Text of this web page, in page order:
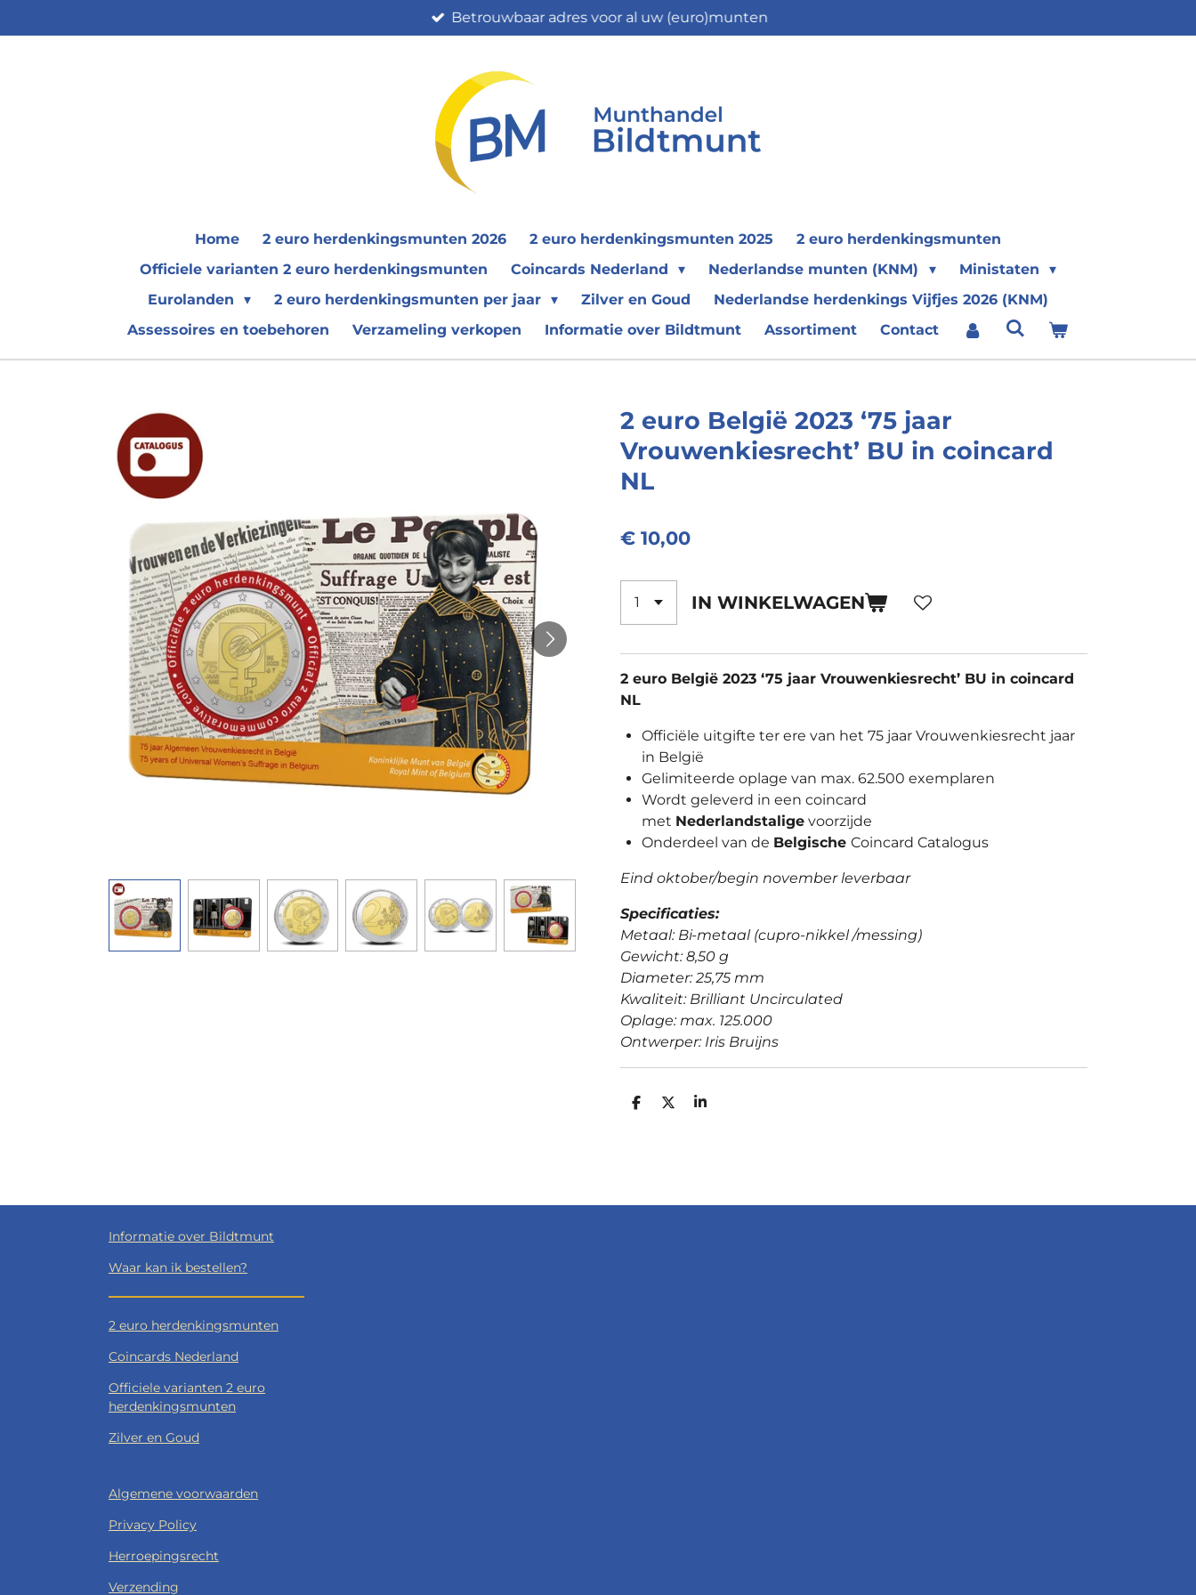
direct
Betrouwbaar adres voor al uw (euro)munten
Home 2 euro herdenkingsmunten 2026 2 euro herdenkingsmunten 2025
2 euro herdenkingsmunten
Officiele varianten 2 euro herdenkingsmunten
Coincards Nederland Nederlandse munten (KNM)
Ministaten
Eurolanden
2 euro herdenkingsmunten per jaar Zilver en Goud
Nederlandse herdenkings Vijfjes 2026 (KNM)
Assessoires en toebehoren
Verzameling verkopen Informatie over Bildtmunt Assortiment Contact
2 euro België 2023 ‘75 jaar
Vrouwenkiesrecht’ BU in coincard
NL
€ 10,00
IN WINKELWAGEN
2 euro België 2023 ‘75 jaar Vrouwenkiesrecht’ BU in coincard
NL
Officiële uitgifte ter ere van het 75 jaar Vrouwenkiesrecht jaar
in België
Gelimiteerde oplage van max. 62.500 exemplaren
Wordt geleverd in een coincard
met Nederlandstalige voorzijde
Onderdeel van de Belgische Coincard Catalogus
Eind oktober/begin november leverbaar
Specificaties:
Metaal: Bi-metaal (cupro-nikkel /messing)
Gewicht: 8,50 g
Diameter: 25,75 mm
Kwaliteit: Brilliant Uncirculated
Oplage: max. 125.000
Ontwerper: Iris Bruijns
D
D
S
Informatie over Bildtmunt
Waar kan ik bestellen?
2 euro herdenkingsmunten
Coincards Nederland
Officiele varianten 2 euro
herdenkingsmunten
Zilver en Goud
Algemene voorwaarden
Privacy Policy
Herroepingsrecht
Verzending